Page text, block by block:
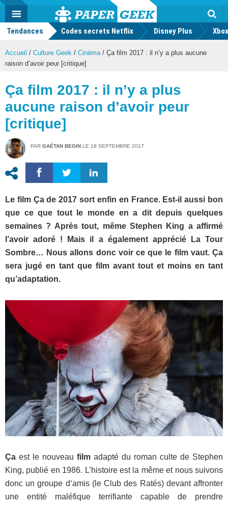
Actu
geek
MENU
Tendances Codes secrets Netflix Disney Plus
Accueil / Culture Geek / Cinéma / Ça film 2017 : il n’y a plus aucune
raison d’avoir peur [critique]
Ça film 2017 : il n’y a plus
aucune raison d’avoir peur
[critique]
PAR GAÉTAN BEGIN LE 18 SEPTEMBRE 2017
Le film Ça de 2017 sort enfin en France. Est-il aussi bon
que ce que tout le monde en a dit depuis quelques
semaines ? Après tout, même Stephen King a affirmé
l’avoir adoré ! Mais il a également apprécié La Tour
Sombre… Nous allons donc voir ce que le film vaut. Ça
sera jugé en tant que film avant tout et moins en tant
qu’adaptation.
Ça est le nouveau film adapté du roman culte de Stephen
King, publié en 1986. L’histoire est la même et nous suivons
donc un groupe d‘amis (le Club des Ratés) devant affronter
une entité maléfique terrifiante capable de prendre
Mode
FacebookTwitter Youtube